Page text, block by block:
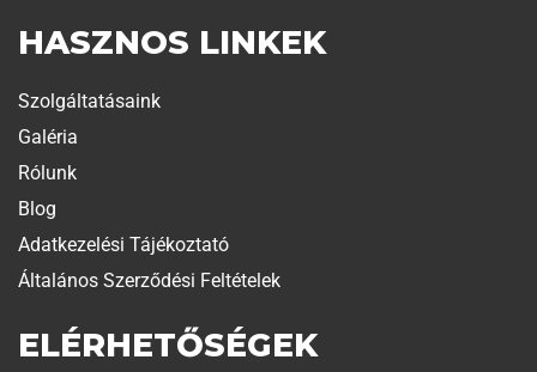
HASZNOS LINKEK
Szolgáltatásaink
Galéria
Rólunk
Blog
Adatkezelési Tájékoztató
Általános Szerződési Feltételek
ELÉRHETŐSÉGEK